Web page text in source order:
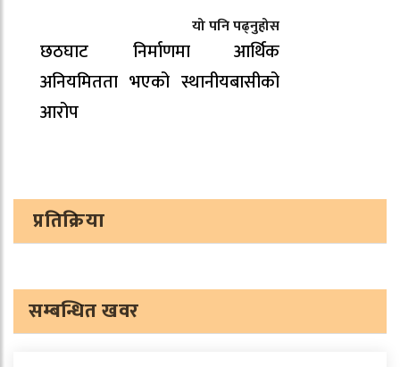
यो पनि पढ्नुहोस
छठघाट निर्माणमा आर्थिक
अनियमितता भएको स्थानीयबासीको
आरोप
प्रतिक्रिया
सम्बन्धित खवर